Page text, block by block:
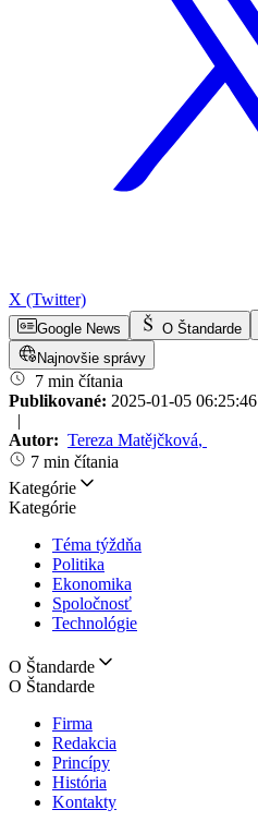
X (Twitter)
Google News O Štandarde
Najnovšie správy
7 min čítania
Publikované: 2025-01-05 06:25:46
|
Autor: Tereza Matějčková,
7 min čítania
Kategórie
Kategórie
Téma týždňa
Politika
Ekonomika
Spoločnosť
Technológie
O Štandarde
O Štandarde
Firma
Redakcia
Princípy
História
Kontakty